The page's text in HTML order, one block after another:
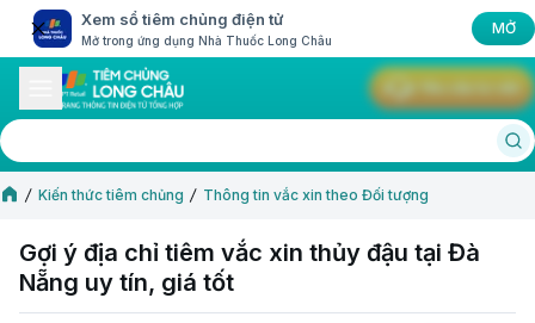
Xem sổ tiêm chủng điện tử
Mở trong ứng dụng Nhà Thuốc Long Châu
MỞ
Kiến thức tiêm chủng Thông tin vắc xin theo Đối tượng
Gợi ý địa chỉ tiêm vắc xin thủy đậu tại Đà
Nẵng uy tín, giá tốt